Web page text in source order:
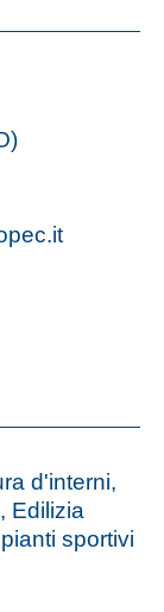
d'interni,
Edilizia
sportivi